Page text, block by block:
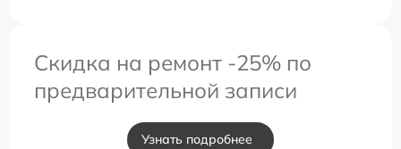
Скидка на ремонт -25% по
предварительной записи
Узнать подробнее